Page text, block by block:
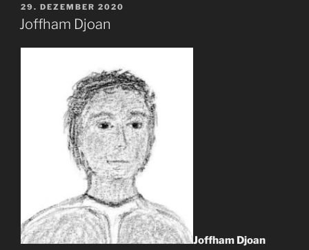
VERÖFFENTLICHT
AM
29. DEZEMBER 2020
Joffham Djoan
Joffham Djoan